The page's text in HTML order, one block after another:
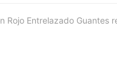
Rojo Entrelazado Guantes